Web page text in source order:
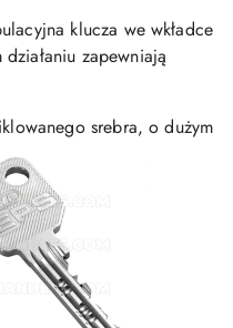
klucza we wkładce
zapewniają
srebra, o dużym